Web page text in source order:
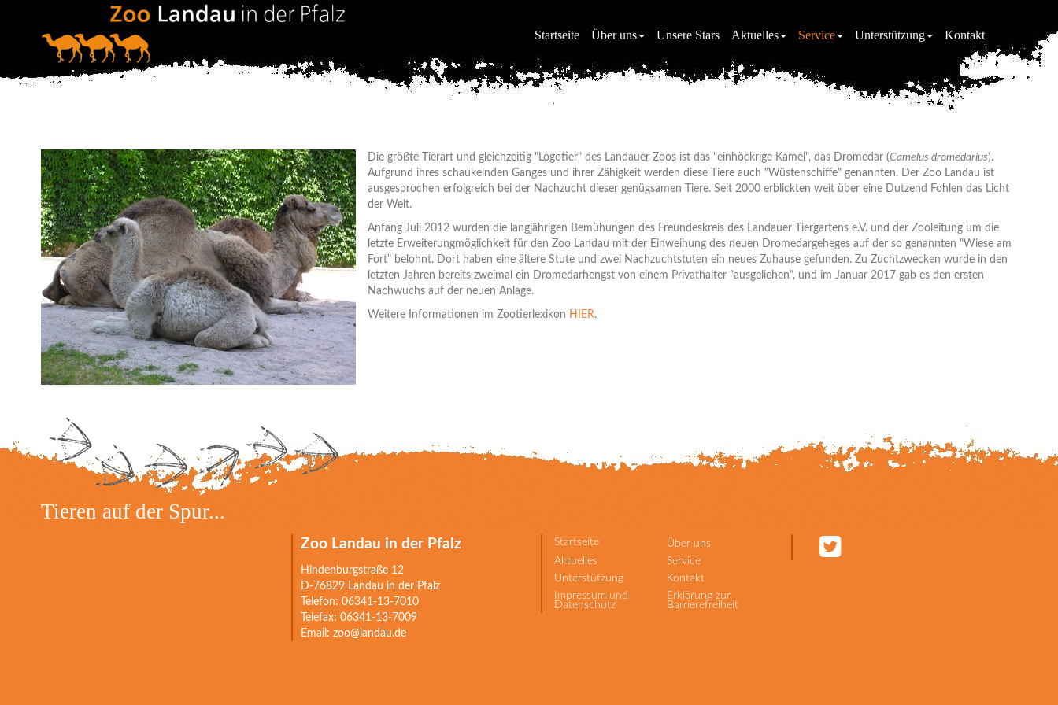
Startseite Über uns Unsere Stars Aktuelles Service Unterstützung Kontakt
Die größte Tierart und gleichzeitig "Logotier" des Landauer Zoos ist das "einhöckrige Kamel", das Dromedar (Camelus dromedarius).
Aufgrund ihres schaukelnden Ganges und ihrer Zähigkeit werden diese Tiere auch "Wüstenschiffe" genannten. Der Zoo Landau ist
ausgesprochen erfolgreich bei der Nachzucht dieser genügsamen Tiere. Seit 2000 erblickten weit über eine Dutzend Fohlen das Licht
der Welt.
Anfang Juli 2012 wurden die langjährigen Bemühungen des Freundeskreis des Landauer Tiergartens e.V. und der Zooleitung um die
letzte Erweiterungmöglichkeit für den Zoo Landau mit der Einweihung des neuen Dromedargeheges auf der so genannten "Wiese am
Fort" belohnt. Dort haben eine ältere Stute und zwei Nachzuchtstuten ein neues Zuhause gefunden. Zu Zuchtzwecken wurde in den
letzten Jahren bereits zweimal ein Dromedarhengst von einem Privathalter "ausgeliehen", und im Januar 2017 gab es den ersten
Nachwuchs auf der neuen Anlage.
Weitere Informationen im Zootierlexikon HIER.
Tieren auf der Spur...
Zoo Landau in der Pfalz
Hindenburgstraße 12
D-76829 Landau in der Pfalz
Telefon: 06341-13-7010
Telefax: 06341-13-7009
Email: zoo@landau.de
Startseite
Über uns
Aktuelles
Service
Unterstützung
Kontakt
Impressum und
Datenschutz
Erklärung zur
Barrierefreiheit